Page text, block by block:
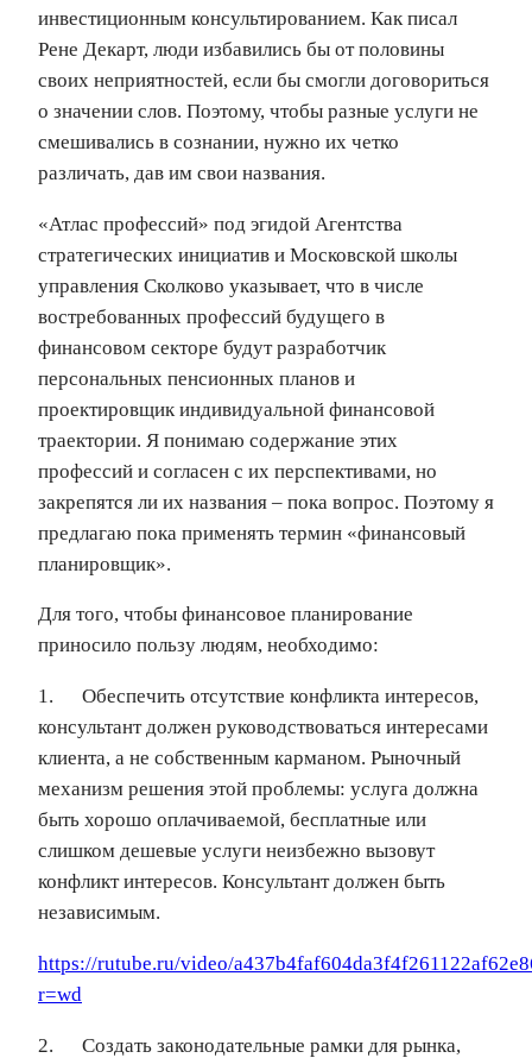
инвестиционным консультированием. Как писал
Рене Декарт, люди избавились бы от половины
своих неприятностей, если бы смогли договориться
о значении слов. Поэтому, чтобы разные услуги не
смешивались в сознании, нужно их четко
различать, дав им свои названия.
«Атлас профессий» под эгидой Агентства
стратегических инициатив и Московской школы
управления Сколково указывает, что в числе
востребованных профессий будущего в
финансовом секторе будут разработчик
персональных пенсионных планов и
проектировщик индивидуальной финансовой
траектории. Я понимаю содержание этих
профессий и согласен с их перспективами, но
закрепятся ли их названия – пока вопрос. Поэтому я
предлагаю пока применять термин «финансовый
планировщик».
Для того, чтобы финансовое планирование
приносило пользу людям, необходимо:
1. Обеспечить отсутствие конфликта интересов,
консультант должен руководствоваться интересами
клиента, а не собственным карманом. Рыночный
механизм решения этой проблемы: услуга должна
быть хорошо оплачиваемой, бесплатные или
слишком дешевые услуги неизбежно вызовут
конфликт интересов. Консультант должен быть
независимым.
https://rutube.ru/video/
r=wd
2. Создать законодательные рамки для рынка,